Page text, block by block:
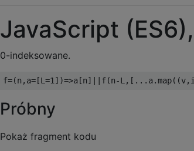
JavaScript
0-indeksowane.
f=(n , a=[L =1 ])=>a[n]|| f(n-L ,[... a.map((v, i
Próbny
Pokaż fragment kodu